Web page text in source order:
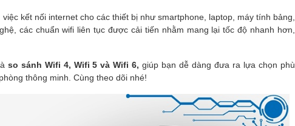
kết nối internet cho các thiết bị như smartphone, laptop, máy tính bảng,
các chuẩn wifi liên tục được cải tiến nhằm mang lại tốc độ nhanh hơn,
so sánh Wifi 4, Wifi 5 và Wifi 6, giúp bạn dễ dàng đưa ra lựa chọn phù
thông minh. Cùng theo dõi nhé!